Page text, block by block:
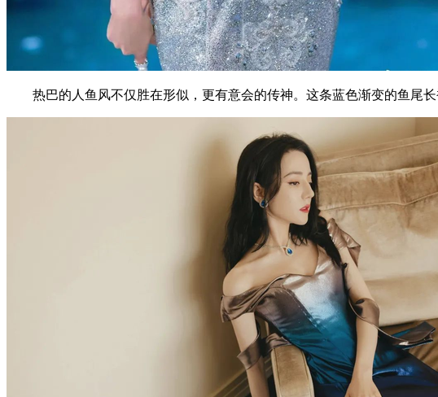
热巴的人鱼风不仅胜在形似，更有意会的传神。这条蓝色渐变的鱼尾长